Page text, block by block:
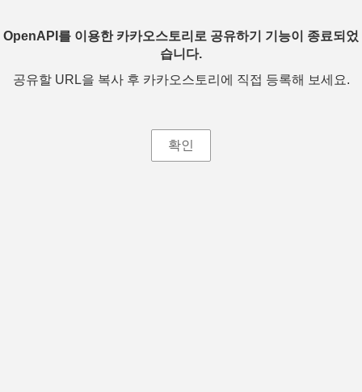
OpenAPI를 이용한 카카오스토리로 공유하기 기능이 종료되었
습니다.
공유할 URL을 복사 후 카카오스토리에 직접 등록해 보세요.
확인